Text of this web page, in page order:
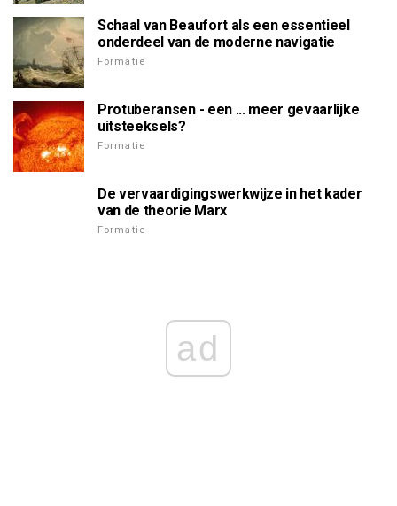
Schaal van Beaufort als een essentieel
onderdeel van de moderne navigatie
Formatie
Protuberansen - een ... meer gevaarlijke
uitsteeksels?
Formatie
De vervaardigingswerkwijze in het kader
van de theorie Marx
Formatie
ad